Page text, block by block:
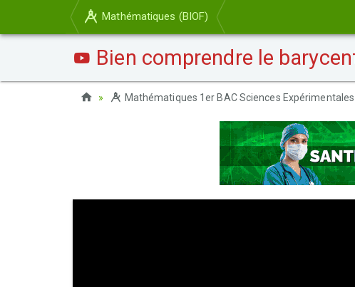
Mathématiques (BIOF)
Bien comprendre le
Mathématiques 1er BAC Sciences Expérimentales